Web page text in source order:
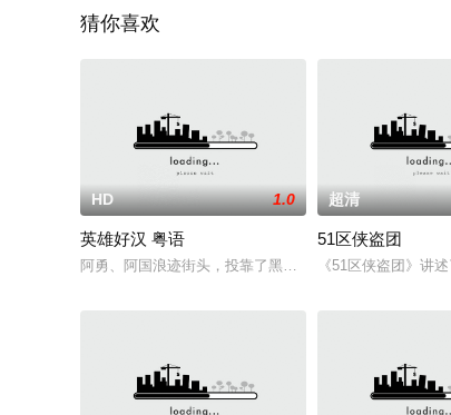
猜你喜欢
HD 1.0
英雄好汉 粤语
阿勇、阿国浪迹街头，投靠了黑社会帮主剂哥阿国得到
超清
51区侠盗团
《51区侠盗团》讲